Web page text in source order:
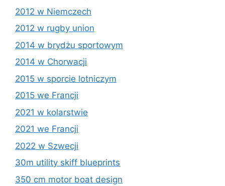
2012 w Niemczech
2012 w rugby union
2014 w brydżu sportowym
2014 w Chorwacji
2015 w sporcie lotniczym
2015 we Francji
2021 w kolarstwie
2021 we Francji
2022 w Szwecji
30m utility skiff blueprints
350 cm motor boat design